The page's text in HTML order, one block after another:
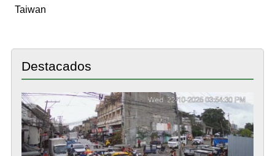
Taiwan
Destacados